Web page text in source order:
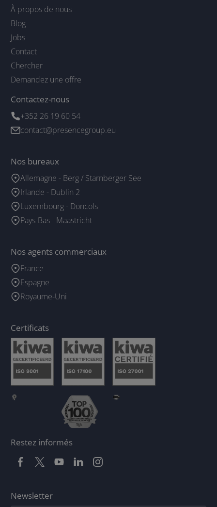
À propos de nous
Blog
Jobs
Contact
Chercher
Demandez une offre
Contactez-nous
+352 26 19 60 54
contact@presencegroup.eu
Nos bureaux
Allemagne - Berg / Starnberger See
Irlande - Dublin 2
Luxembourg - Doncols
Pays-Bas - Maastricht
Nos agents commerciaux
France
Espagne
Royaume-Uni
Certificats
Restez informés
Newsletter